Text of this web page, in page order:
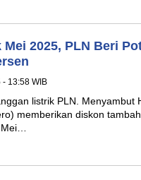
2025, PLN Beri
- 13:58 WIB
listrik PLN. Menyambut
memberikan diskon